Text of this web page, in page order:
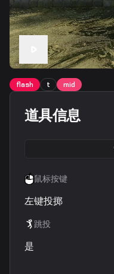
flash t mid
道具信息
鼠标按键
左键投掷
跳投
是